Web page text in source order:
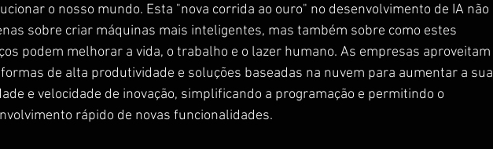
o nosso mundo. Esta "nova corrida ao ouro" no desenvolvimento de IA não
sobre criar máquinas mais inteligentes, mas também sobre como estes
podem melhorar a vida, o trabalho e o lazer humano. As empresas aproveitam
de alta produtividade e soluções baseadas na nuvem para aumentar a sua
e velocidade de inovação, simplificando a programação e permitindo o
rápido de novas funcionalidades.